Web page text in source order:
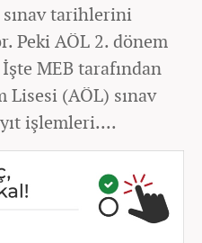
tarihlerini
Peki AÖL 2. dönem
MEB tarafından
Lisesi (AÖL) sınav
işlemleri....